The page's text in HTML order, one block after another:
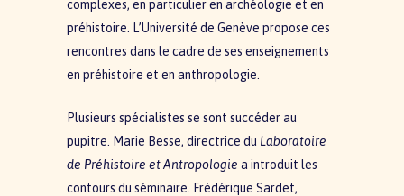
complexes, en particulier en archéologie et en
préhistoire. L’Université de Genève propose ces
rencontres dans le cadre de ses enseignements
en préhistoire et en anthropologie.
Plusieurs spécialistes se sont succéder au
pupitre. Marie Besse, directrice du Laboratoire
de Préhistoire et Antropologie a introduit les
contours du séminaire. Frédérique Sardet,